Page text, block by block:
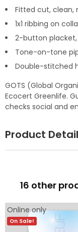
Fitted cut, clean,
1x1 ribbing on
2-button
Tone-on-tone
Double-stitched
GOTS (Global
Ecocert Greenlife.
checks social and
Product
16 other
Online only
On Sale!